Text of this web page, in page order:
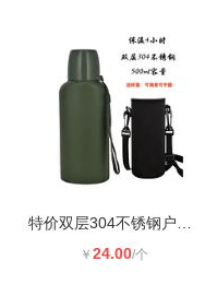
￥ 24.00/个